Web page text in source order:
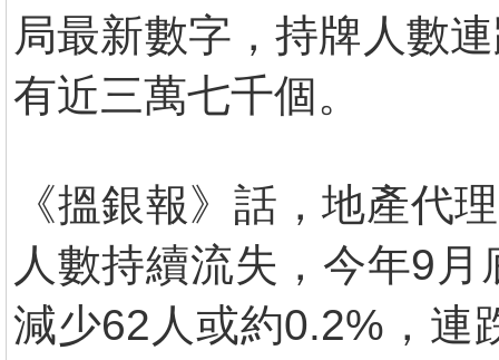
局最新數字，持牌人數
有近三萬七千個。
《搵銀報》話，地產代
人數持續流失，今年9
減少62人或約0.2%，連